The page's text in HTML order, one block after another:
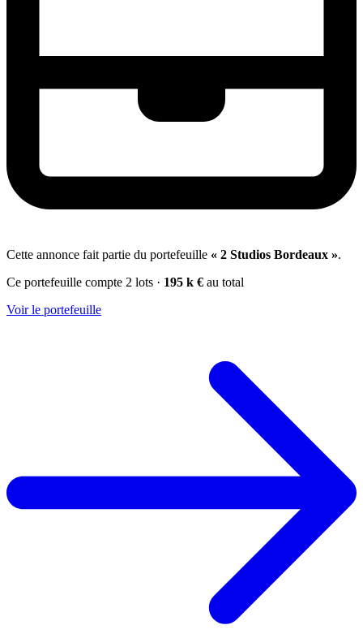
Cette annonce fait partie du portefeuille « 2 Studios Bordeaux ».
Ce portefeuille compte 2 lots · 195 k € au total
Voir le portefeuille